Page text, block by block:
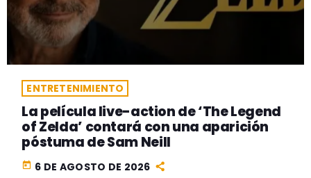
ENTRETENIMIENTO
La película live-action de ‘The Legend
of Zelda’ contará con una aparición
póstuma de Sam Neill
today 6 DE AGOSTO DE 2026